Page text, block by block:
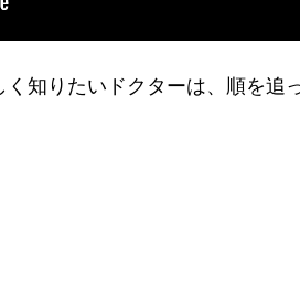
知りたいドクターは、順を追